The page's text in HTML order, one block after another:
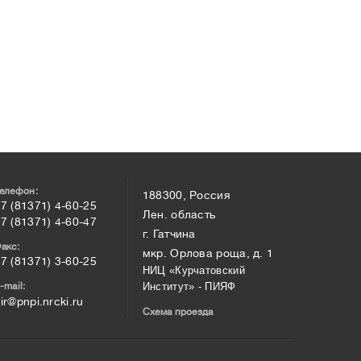
(81371) 4-60-25
(81371) 4-60-47
(81371) 3-60-25
mail:
188300, Россия
Лен. область
г. Гатчина
мкр. Орлова роща, д. 1
НИЦ «Курчатовский
Институт» - ПИЯФ
Схема проезда